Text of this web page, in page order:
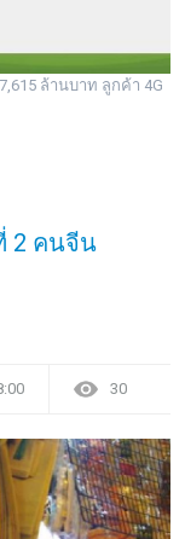
ติดต่อ ล้านบาท ลูกค้า 4G
2 คนจีน
30